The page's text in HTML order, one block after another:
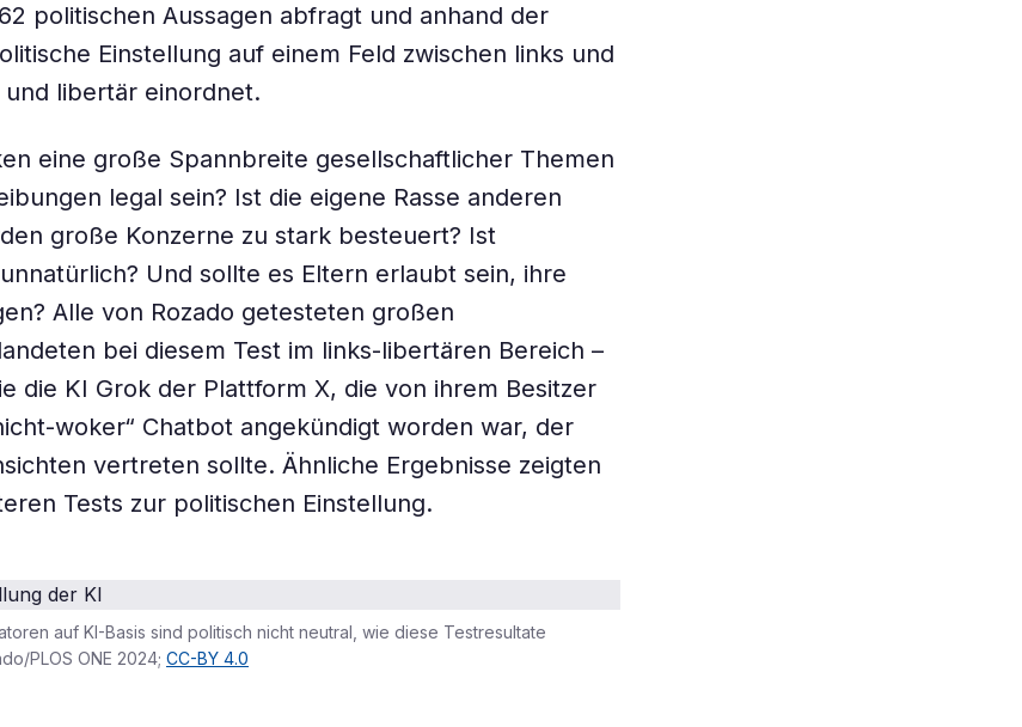
politischen Aussagen abfragt und anhand der
Einstellung auf einem Feld zwischen links und
libertär einordnet.
eine große Spannbreite gesellschaftlicher Themen
legal sein? Ist die eigene Rasse anderen
große Konzerne zu stark besteuert? Ist
Und sollte es Eltern erlaubt sein, ihre
Alle von Rozado getesteten großen
bei diesem Test im links-libertären Bereich –
die KI Grok der Plattform X, die von ihrem Besitzer
woker“ Chatbot angekündigt worden war, der
vertreten sollte. Ähnliche Ergebnisse zeigten
Tests zur politischen Einstellung.
auf KI-Basis sind politisch nicht neutral, wie diese Testresultate
PLOS ONE 2024; CC-BY 4.0